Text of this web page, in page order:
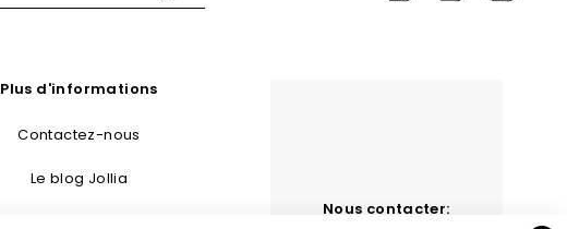
Plus d'informations
Contactez-nous
Le blog Jollia
Nous contacter: